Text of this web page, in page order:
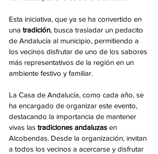
Esta iniciativa, que ya se ha convertido en
una tradición, busca trasladar un pedacito
de Andalucía al municipio, permitiendo a
los vecinos disfrutar de uno de los sabores
más representativos de la región en un
ambiente festivo y familiar.
La Casa de Andalucía, como cada año, se
ha encargado de organizar este evento,
destacando la importancia de mantener
vivas las tradiciones andaluzas en
Alcobendas. Desde la organización, invitan
a todos los vecinos a acercarse y disfrutar